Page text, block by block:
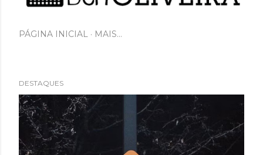
PÁGINA INICIAL MAIS…
DESTAQUES